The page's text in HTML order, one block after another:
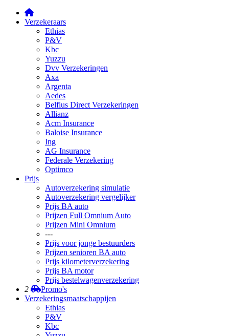
Verzekeraars
Ethias
P&V
Kbc
Yuzzu
Dvv Verzekeringen
Axa
Argenta
Aedes
Belfius Direct Verzekeringen
Allianz
Acm Insurance
Baloise Insurance
Ing
AG Insurance
Federale Verzekering
Optimco
Prijs
Autoverzekering simulatie
Autoverzekering vergelijker
Prijs BA auto
Prijzen Full Omnium Auto
Prijzen Mini Omnium
---
Prijs voor jonge bestuurders
Prijzen senioren BA auto
Prijs kilometerverzekering
Prijs BA motor
Prijs bestelwagenverzekering
2
Promo's
Verzekeringsmaatschappijen
Ethias
P&V
Kbc